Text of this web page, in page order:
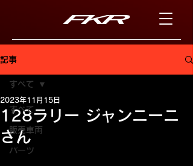
記事
すべて
販売車両
パーツ
すべて
128ラリー ジャンニーニ
さん
2023年11月15日